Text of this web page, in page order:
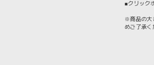
■クリック
※商品の大
めご了承く